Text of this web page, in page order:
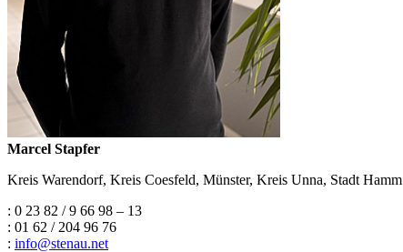
Marcel Stapfer
Kreis Warendorf, Kreis Coesfeld, Münster, Kreis Unna, Stadt Hamm
: 0 23 82 / 9 66 98 – 13
: 01 62 / 204 96 76
: info@stenau.net